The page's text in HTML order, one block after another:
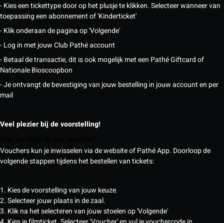
- Kies een tickettype door op het plusje te klikken. Selecteer wanneer van
toepassing een abonnement of 'Kinderticket'
- Klik onderaan de pagina op 'Volgende'
- Log in met jouw Club Pathé account
- Betaal de transactie, dit is ook mogelijk met een Pathé Giftcard of
Nationale Bioscoopbon
- Je ontvangt de bevestiging van jouw bestelling in jouw account en per
mail
Veel plezier bij de voorstelling!
Vouchers kun je inwisselen via de website of Pathé App. Doorloop de
volgende stappen tijdens het bestellen van tickets:
1. Kies de voorstelling van jouw keuze.
2. Selecteer jouw plaats in de zaal.
3. Klik na het selecteren van jouw stoelen op 'Volgende'